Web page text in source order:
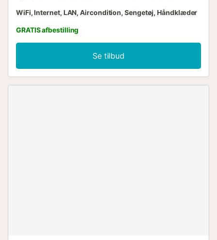
WiFi, Internet, LAN, Aircondition, Sengetøj, Håndklæder
GRATIS afbestilling
Se tilbud